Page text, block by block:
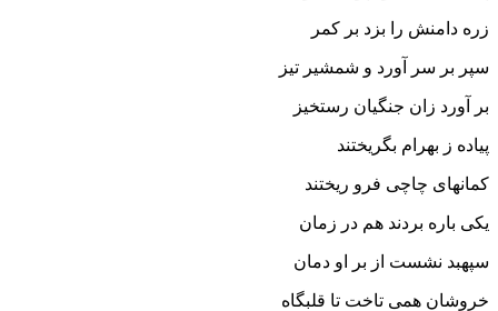
زره دامنش را بزد بر کمر
سپر بر سر آورد و شمشیر تیز
بر آورد زان جنگیان رستخیز
پیاده ز بهرام بگریختند
کمانهاى چاچى فرو ریختند
یکى باره بردند هم در زمان
سپهبد نشست از بر او دمان‏
خروشان همى تاخت تا قلبگاه